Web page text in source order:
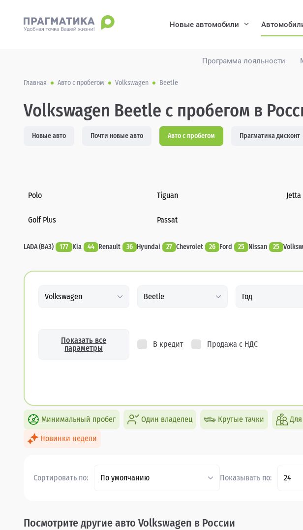
Программа лояльности
Новые автомобили
Главная Авто с пробегом Volkswagen Beetle
Volkswagen Beetle с пробегом в
Новые авто Почти новые авто Авто с пробегом Прагматика дисконт
Polo Tiguan Jetta
Golf Plus Passat
LADA (ВАЗ) 177 Kia 44 Renault 36 Hyundai 27 Chevrolet 26 Ford 25 Nissan 25
Volkswagen Beetle Год
Показать все
параметры
В кредит Продажа с НДС
Минимальный пробег Один владелец Крутые тачки
Новинки недели
Сортировать по: По умолчанию Показывать по: 24
Посмотрите другие авто Volkswagen в России